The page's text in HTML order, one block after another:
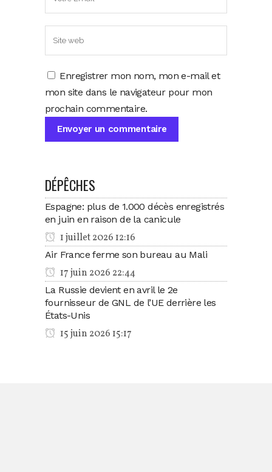
Enregistrer mon nom, mon e-mail et
mon site dans le navigateur pour mon
prochain commentaire.
DÉPÊCHES
Espagne: plus de 1.000 décès enregistrés
en juin en raison de la canicule
1 juillet 2026 12:16
Air France ferme son bureau au Mali
17 juin 2026 22:44
La Russie devient en avril le 2e
fournisseur de GNL de l’UE derrière les
États-Unis
15 juin 2026 15:17